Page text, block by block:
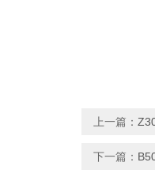
上一篇：
下一篇：